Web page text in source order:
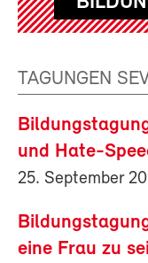
TAGUNGEN
und Hate-
25. September
eine Frau zu